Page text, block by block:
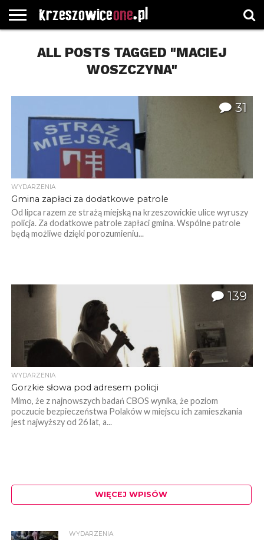
GŁÓWNA
WYBORY
SAMORZĄDOWE
WYBIERZ
KATEGORIE
ROZKŁADY
JAZDY
GREGORCZYK
WATCH
KONTAKT
ALL POSTS TAGGED "MACIEJ
WOSZCZYNA"
31
WYDARZENIA
Gmina zapłaci za dodatkowe patrole
Od lipca razem ze strażą miejską na krzeszowickie ulice wyruszy
policja. Za dodatkowe patrole zapłaci gmina. Wspólne patrole
będą możliwe dzięki porozumieniu...
139
WYDARZENIA
Gorzkie słowa pod adresem policji
Mimo, że z najnowszych badań CBOS wynika, że poziom
poczucie bezpieczeństwa Polaków w miejscu ich zamieszkania
jest najwyższy od 26 lat, a...
WIĘCEJ WPISÓW
WYDARZENIA